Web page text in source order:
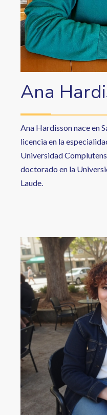
Ana
Ana Hardisson nace en
licencia en la
Universidad
doctorado en la
Laude.